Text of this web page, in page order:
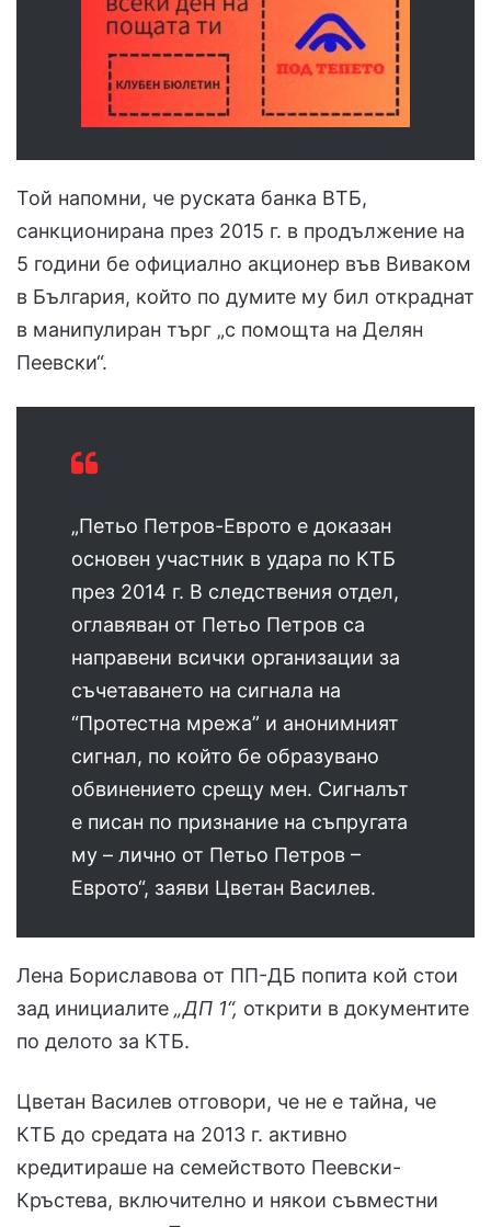
Той напомни, че руската банка ВТБ,
санкционирана през 2015 г. в продължение на
5 години бе официално акционер във Виваком
в България, който по думите му бил откраднат
в манипулиран търг „с помощта на Делян
Пеевски“.
„Петьо Петров-Еврото е доказан
основен участник в удара по КТБ
през 2014 г. В следствения отдел,
оглавяван от Петьо Петров са
направени всички организации за
съчетаването на сигнала на
“Протестна мрежа” и анонимният
сигнал, по който бе образувано
обвинението срещу мен. Сигналът
е писан по признание на съпругата
му – лично от Петьо Петров –
Еврото“, заяви Цветан Василев.
Лена Бориславова от ПП-ДБ попита кой стои
зад инициалите „ДП 1“, открити в документите
по делото за КТБ.
Цветан Василев отговори, че не е тайна, че
КТБ до средата на 2013 г. активно
кредитираше на семейството Пеевски-
Кръстева, включително и някои съвместни